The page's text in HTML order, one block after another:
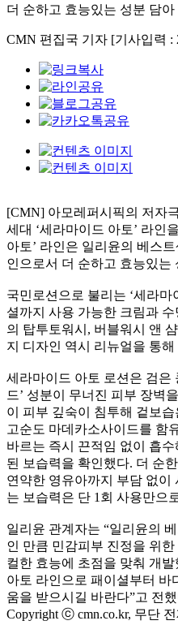
더 순하고 효능있는 성분 담
CMN 편집국 기자 [기사입력 :
[CMN] 아모레퍼시픽의 저자
세대 ‘세라마이드 아토’ 라인
아토’ 라인은 일리윤의 베스
인으로서 더 순하고 효능있는
국민로션으로 불리는 ‘세라마
셜까지 사용 가능한 크림과
의 탑투토워시, 버블워시 앤
지 디자인 역시 리뉴얼을 통
세라마이드 아토 로션은 검은
드’ 성분이 무너진 피부 장벽
이 피부 깊숙이 침투해 겉보
고순도 마데카소사이드를 함
바르는 즉시 끈적임 없이 흡
된 보습력을 확인했다. 더 순
연약한 영유아까지 부담 없이
는 보습력은 단 1회 사용만으
일리윤 관계자는 “일리윤의
인 만큼 민감피부 진정을 위
컬한 효능에 초점을 맞춰 개
아토 라인으로 패이셜부터 바
움을 받으시길 바란다”고 전
Copyright ⓒ cmn.co.kr, 무단